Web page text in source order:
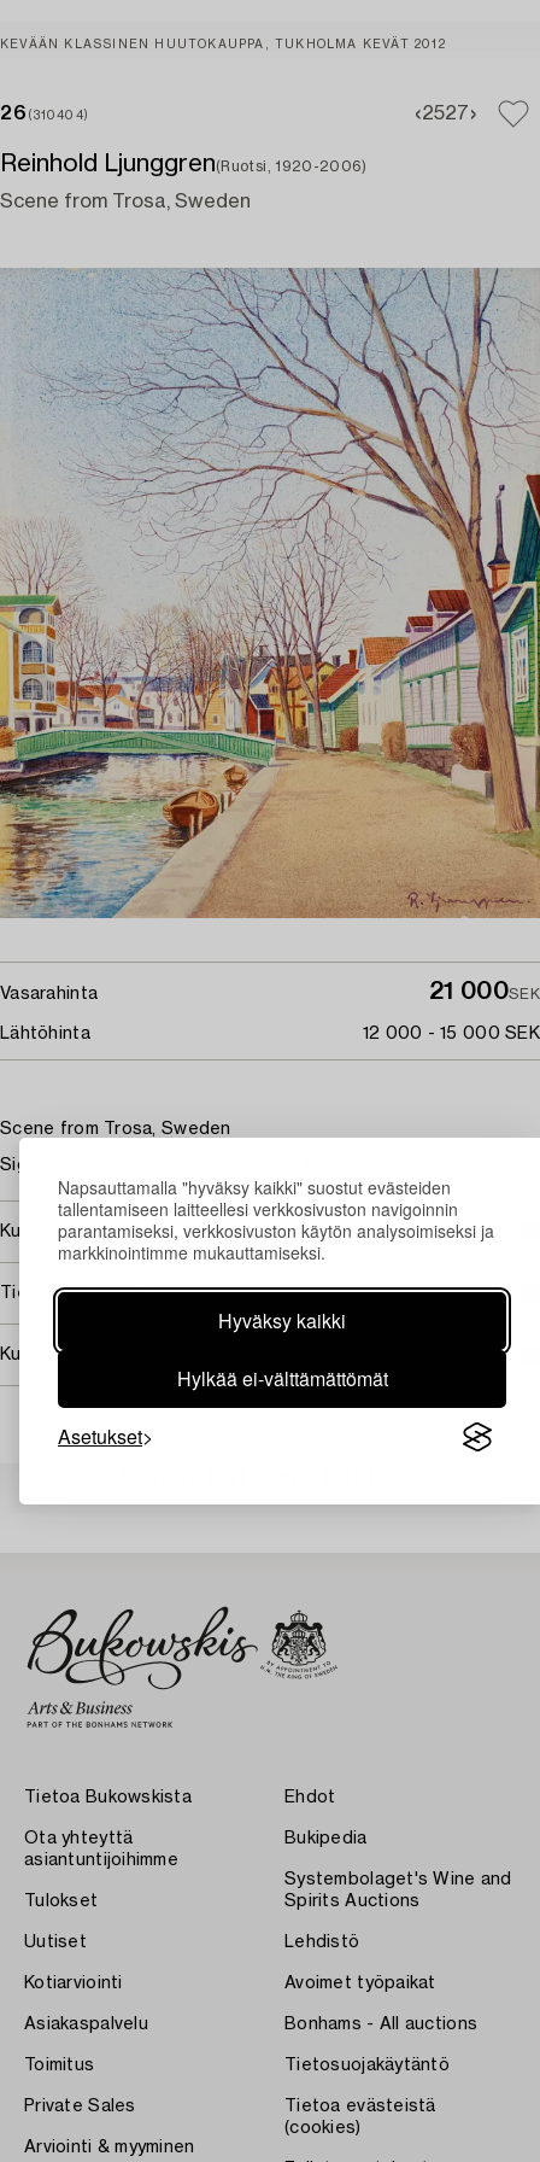
Napsauttamalla "hyväksy kaikki" suostut evästeiden
tallentamiseen laitteellesi verkkosivuston navigoinnin
parantamiseksi, verkkosivuston käytön analysoimiseksi ja
markkinointimme mukauttamiseksi.
Hyväksy kaikki
Hylkää ei-välttämättömät
Asetukset
KEVÄÄN KLASSINEN HUUTOKAUPPA, TUKHOLMA KEVÄT 2012
26 (310404) 2527
Reinhold Ljunggren(Ruotsi, 1920-2006)
Scene from Trosa, Sweden
Vasarahinta 21 000SEK
Lähtöhinta 12 000 - 15 000 SEK
Scene from Trosa, Sweden
Signed R. Ljunggren. Watercolour 24 x 20 cm.
Kuuluu jälleenmyyntikorvauksen piiriin
Tietoa ostamisesta
Kuvan käyttöoikeudet
Tietoa Bukowskista
Ota yhteyttä
asiantuntijoihimme
Tulokset
Uutiset
Kotiarviointi
Asiakaspalvelu
Toimitus
Private Sales
Arviointi & myyminen
Ehdot
Bukipedia
Systembolaget's Wine and
Spirits Auctions
Lehdistö
Avoimet työpaikat
Bonhams - All auctions
Tietosuojakäytäntö
Tietoa evästeistä
(cookies)